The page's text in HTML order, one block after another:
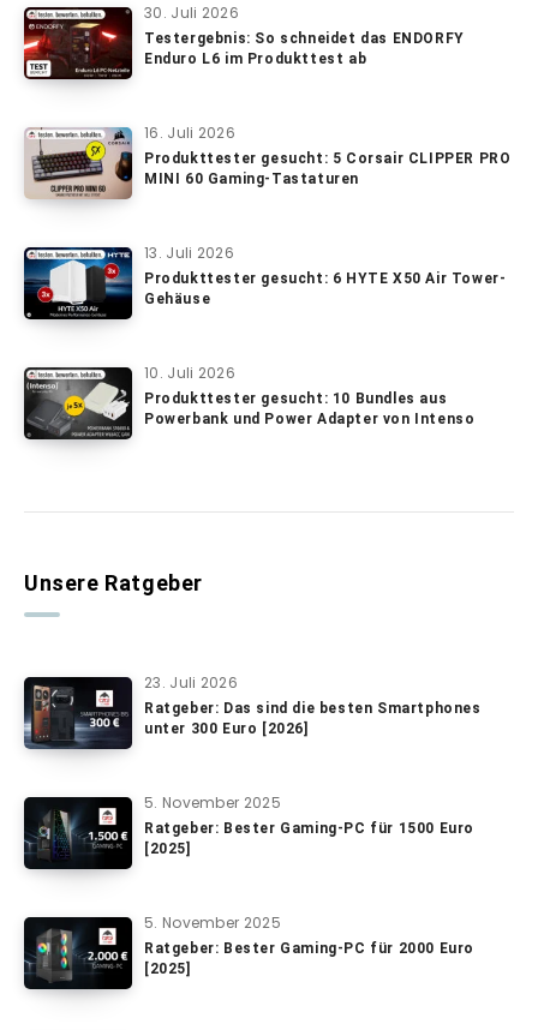
30. Juli 2026
Testergebnis: So schneidet das ENDORFY
Enduro L6 im Produkttest ab
16. Juli 2026
Produkttester gesucht: 5 Corsair CLIPPER PRO
MINI 60 Gaming-Tastaturen
13. Juli 2026
Produkttester gesucht: 6 HYTE X50 Air Tower-
Gehäuse
10. Juli 2026
Produkttester gesucht: 10 Bundles aus
Powerbank und Power Adapter von Intenso
Unsere Ratgeber
23. Juli 2026
Ratgeber: Das sind die besten Smartphones
unter 300 Euro [2026]
5. November 2025
Ratgeber: Bester Gaming-PC für 1500 Euro
[2025]
5. November 2025
Ratgeber: Bester Gaming-PC für 2000 Euro
[2025]